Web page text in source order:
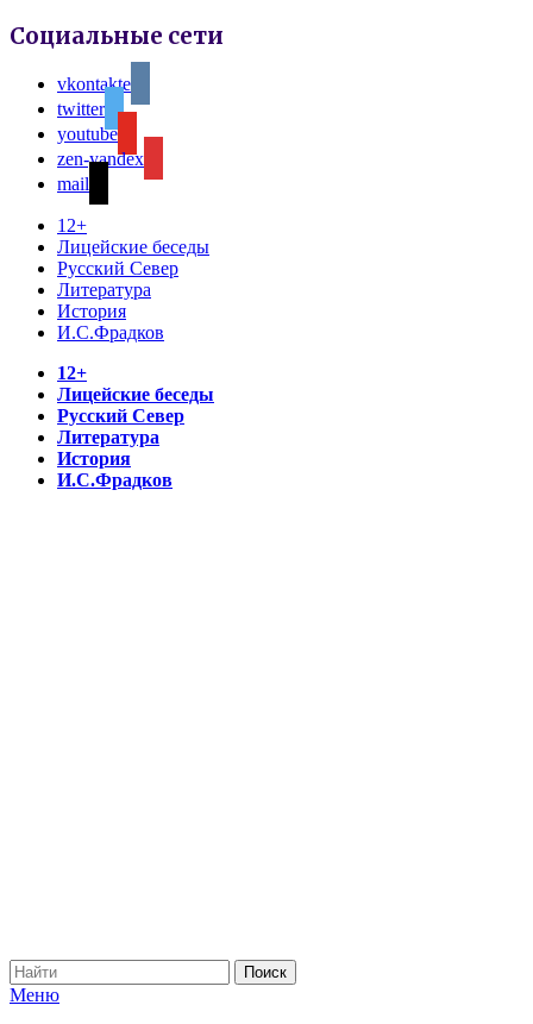
Социальные сети
vkontakte
twitter
youtube
zen-yandex
mail
12+
Лицейские беседы
Русский Север
Литература
История
И.С.Фрадков
12+
Лицейские беседы
Русский Север
Литература
История
И.С.Фрадков
Меню